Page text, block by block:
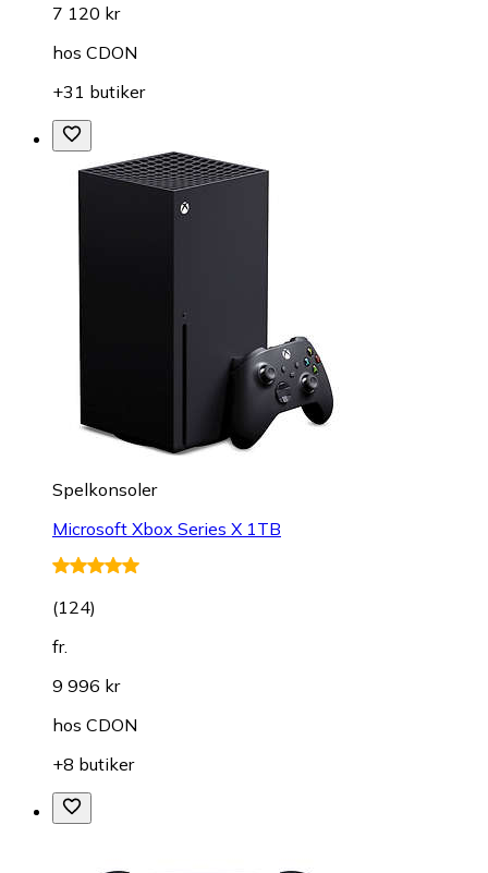
7 120 kr
hos CDON
+31 butiker
Spelkonsoler
Microsoft Xbox Series X 1TB
(124)
fr.
9 996 kr
hos CDON
+8 butiker